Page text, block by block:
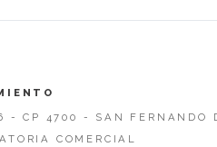
- CP 4700 - SAN FERNANDO
COMERCIAL